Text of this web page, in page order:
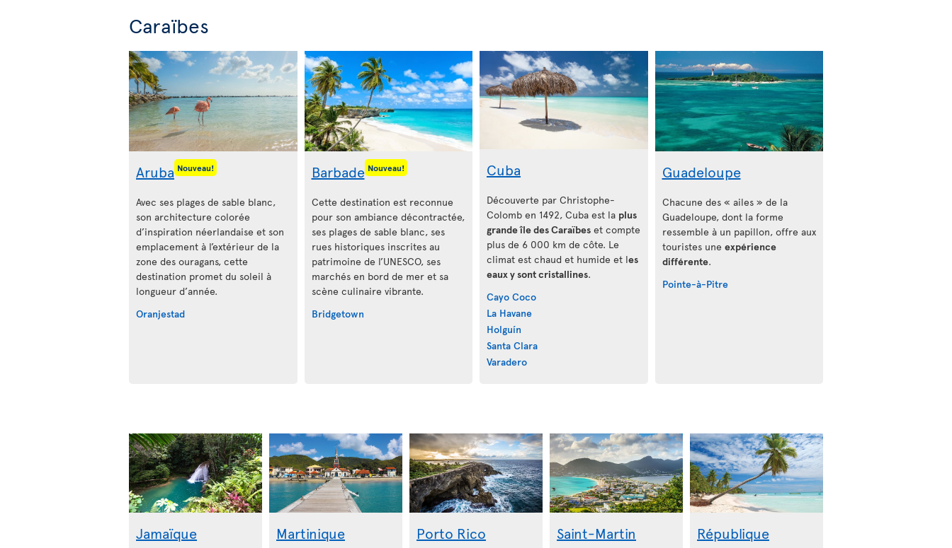
Caraïbes
Aruba Nouveau!
Avec ses plages de sable blanc,
son architecture colorée
d’inspiration néerlandaise et son
emplacement à l’extérieur de la
zone des ouragans, cette
destination promet du soleil à
longueur d’année.
Oranjestad
Barbade Nouveau!
Cette destination est reconnue
pour son ambiance décontractée,
ses plages de sable blanc, ses
rues historiques inscrites au
patrimoine de l’UNESCO, ses
marchés en bord de mer et sa
scène culinaire vibrante.
Bridgetown
Cuba
Découverte par Christophe-
Colomb en 1492, Cuba est la plus
grande île des Caraïbes et compte
plus de 6 000 km de côte. Le
climat est chaud et humide et les
eaux y sont cristallines.
Cayo Coco
La Havane
Holguín
Santa Clara
Varadero
Guadeloupe
Chacune des « ailes » de la
Guadeloupe, dont la forme
ressemble à un papillon, offre aux
touristes une expérience
différente.
Pointe-à-Pitre
Jamaïque Martinique Porto Rico Saint-Martin
République